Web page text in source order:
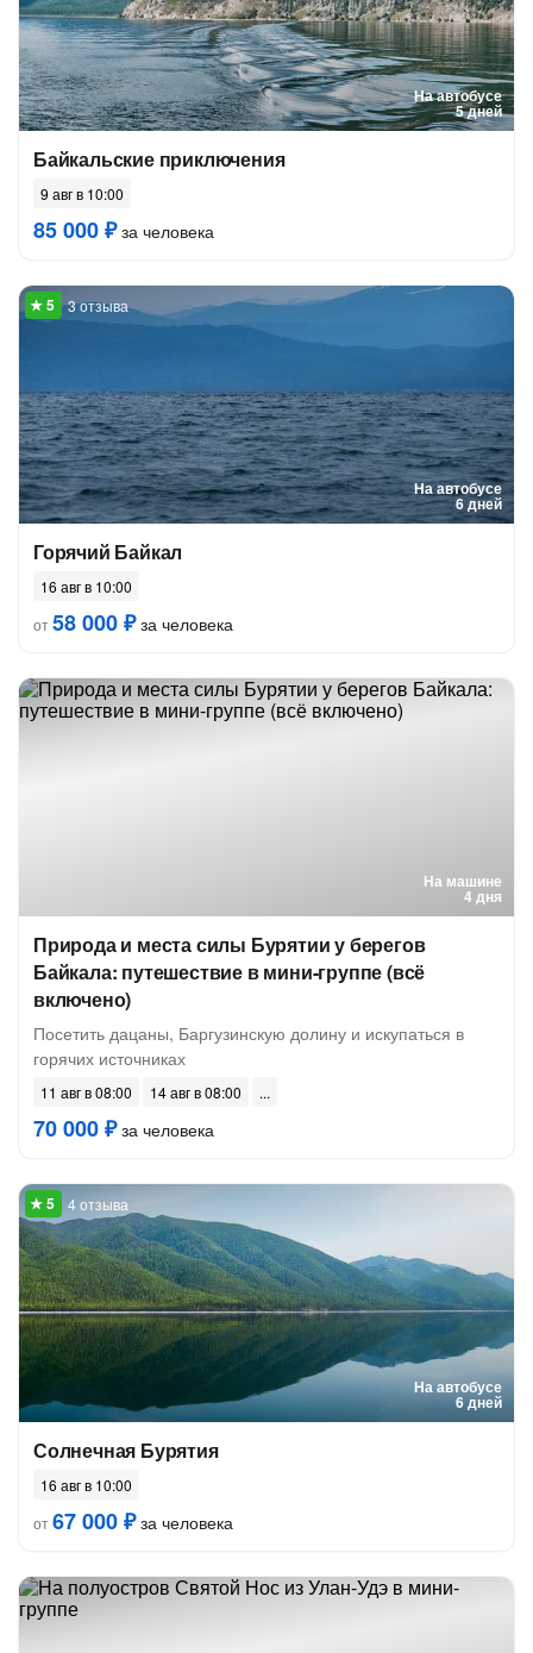
На автобусе
5 дней
Байкальские приключения
9 авг в 10:00
85 000 ₽за человека
На автобусе
6 дней
3 отзыва
Горячий Байкал
16 авг в 10:00
от58 000 ₽за человека
На машине
4 дня
Природа и места силы Бурятии у берегов
Байкала: путешествие в мини-группе (всё
включено)
Посетить дацаны, Баргузинскую долину и искупаться в
горячих источниках
11 авг в 08:00 14 авг в 08:00
70 000 ₽за человека
На автобусе
6 дней
4 отзыва
Солнечная Бурятия
16 авг в 10:00
от67 000 ₽за человека